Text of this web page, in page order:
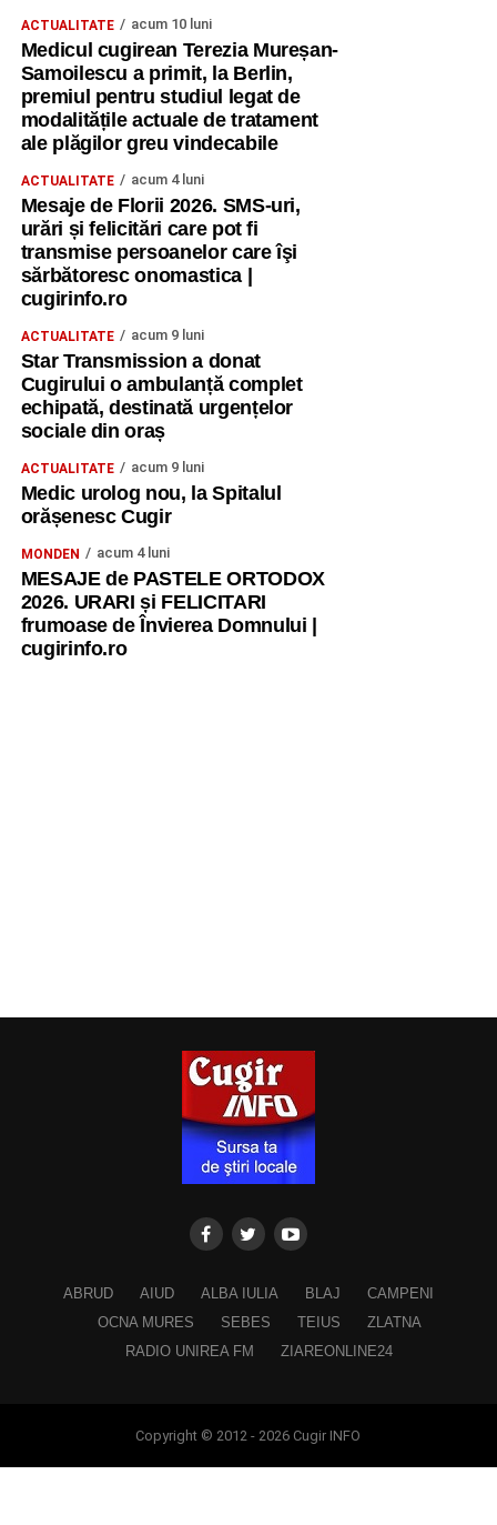
ACTUALITATE acum 10 luni
Medicul cugirean Terezia Mureșan-
Samoilescu a primit, la Berlin,
premiul pentru studiul legat de
modalitățile actuale de tratament
ale plăgilor greu vindecabile
ACTUALITATE acum 4 luni
Mesaje de Florii 2026. SMS-uri,
urări și felicitări care pot fi
transmise persoanelor care îşi
sărbătoresc onomastica |
cugirinfo.ro
ACTUALITATE acum 9 luni
Star Transmission a donat
Cugirului o ambulanță complet
echipată, destinată urgențelor
sociale din oraș
ACTUALITATE acum 9 luni
Medic urolog nou, la Spitalul
orășenesc Cugir
MONDEN acum 4 luni
MESAJE de PASTELE ORTODOX
2026. URARI și FELICITARI
frumoase de Învierea Domnului |
cugirinfo.ro
ABRUD AIUD ALBA IULIA BLAJ
CAMPENI
OCNA MURES
SEBES TEIUS
ZLATNA
RADIO UNIREA FM
ZIAREONLINE24
Copyright © 2012 - 2026 Cugir INFO